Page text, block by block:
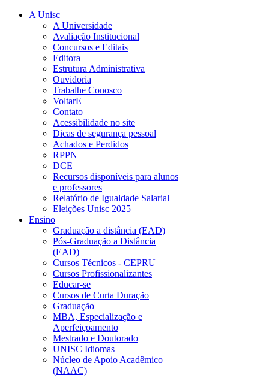
A Unisc
A Universidade
Avaliação Institucional
Concursos e Editais
Editora
Estrutura Administrativa
Ouvidoria
Trabalhe Conosco
VoltarE
Contato
Acessibilidade no site
Dicas de segurança pessoal
Achados e Perdidos
RPPN
DCE
Recursos disponíveis para alunos
e professores
Relatório de Igualdade Salarial
Eleições Unisc 2025
Ensino
Graduação a distância (EAD)
Pós-Graduação a Distância
(EAD)
Cursos Técnicos - CEPRU
Cursos Profissionalizantes
Educar-se
Cursos de Curta Duração
Graduação
MBA, Especialização e
Aperfeiçoamento
Mestrado e Doutorado
UNISC Idiomas
Núcleo de Apoio Acadêmico
(NAAC)